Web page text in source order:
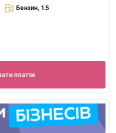
Бензин, 1.5
платіж